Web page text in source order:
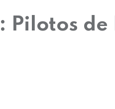
Pilotos